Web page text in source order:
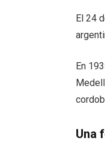
El 24
En
Una